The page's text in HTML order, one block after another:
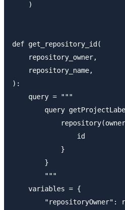
    )
def get_repository_id(
    repository_owner,
    repository_name,
):
    query = """
query
                id
            }
        }
        """
    variables = {
"repositoryOwner":